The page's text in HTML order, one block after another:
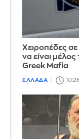
Χειροπέδες
να είναι
Greek Mafia
ΕΛΛΑΔΑ